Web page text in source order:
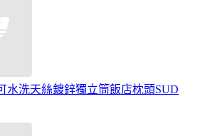
水洗天絲鍍鋅獨立筒飯店枕頭SUD